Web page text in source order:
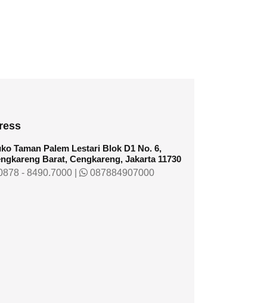
Taman Palem Lestari Blok D1 No. 6,
Barat, Cengkareng, Jakarta 11730
- 8490.7000| 087884907000